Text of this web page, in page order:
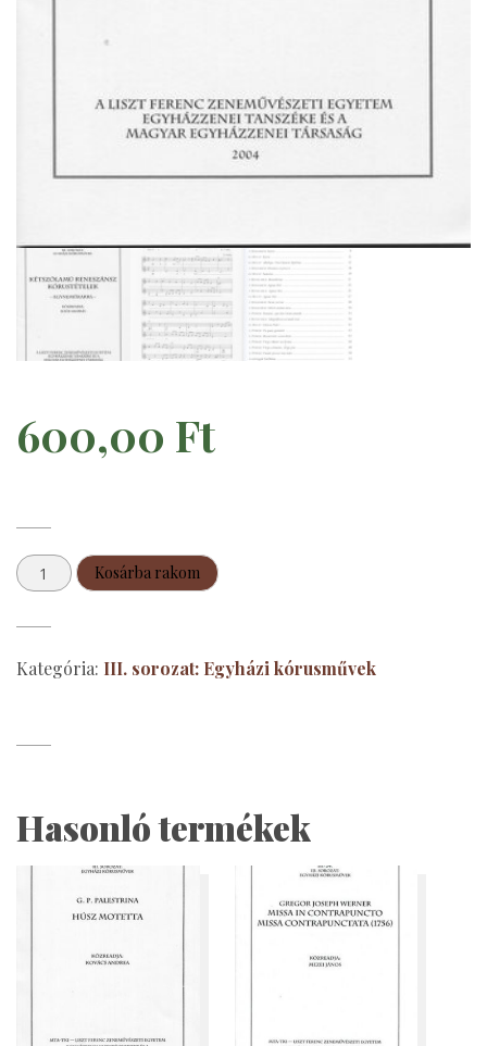
600,00 Ft
Kétszólamú
reneszánsz
kórustételek
mennyiség
Kosárba rakom
Kategória: III. sorozat: Egyházi kórusművek
Hasonló termékek